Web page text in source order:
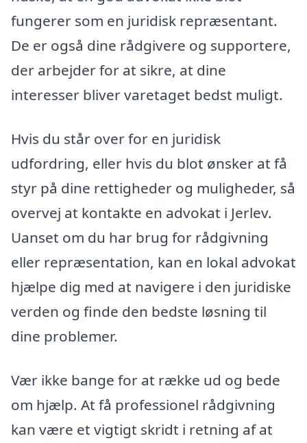
fungerer som en juridisk repræsentant.
De er også dine rådgivere og supportere,
der arbejder for at sikre, at dine
interesser bliver varetaget bedst muligt.
Hvis du står over for en juridisk
udfordring, eller hvis du blot ønsker at få
styr på dine rettigheder og muligheder, så
overvej at kontakte en advokat i Jerlev.
Uanset om du har brug for rådgivning
eller repræsentation, kan en lokal advokat
hjælpe dig med at navigere i den juridiske
verden og finde den bedste løsning til
dine problemer.
Vær ikke bange for at række ud og bede
om hjælp. At få professionel rådgivning
kan være et vigtigt skridt i retning af at